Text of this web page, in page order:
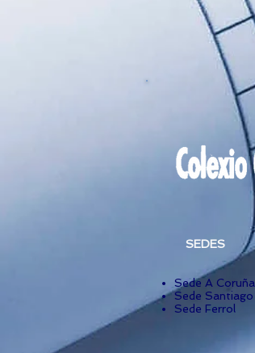
SEDES
Sede A Coruña
Sede Santiago
Sede Ferrol